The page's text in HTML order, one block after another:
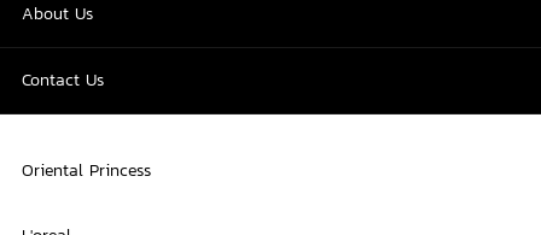
About Us
Contact Us
Oriental Princess